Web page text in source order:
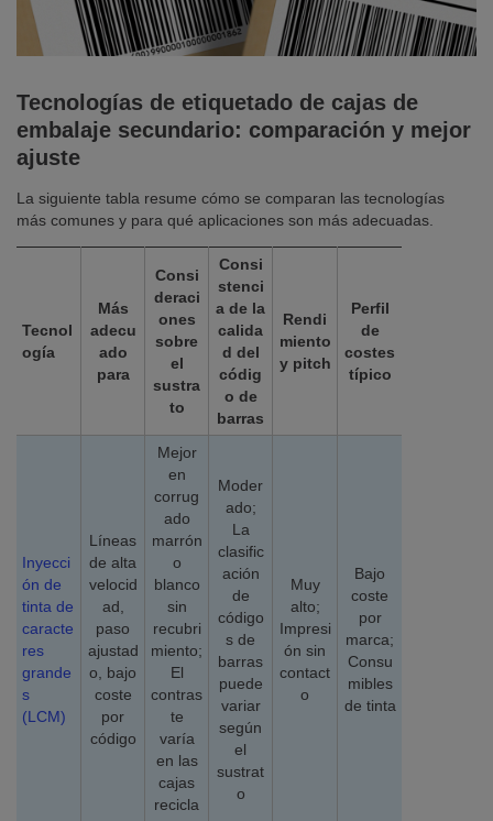
Tecnologías de etiquetado de cajas de
embalaje secundario: comparación y mejor
ajuste
La siguiente tabla resume cómo se comparan las tecnologías
más comunes y para qué aplicaciones son más adecuadas.
Tecnol
ogía
Más
adecu
ado
para
Consi
deraci
ones
sobre
el
sustra
to
Consi
stenci
a de la
calida
d del
códig
o de
barras
Rendi
miento
y pitch
Perfil
de
costes
típico
Inyecci
ón de
tinta de
caracte
res
grande
s
(LCM)
Líneas
de alta
velocid
ad,
paso
ajustad
o, bajo
coste
por
código
Mejor
en
corrug
ado
marrón
o
blanco
sin
recubri
miento;
El
contras
te
varía
en las
cajas
recicla
Moder
ado;
La
clasific
ación
de
código
s de
barras
puede
variar
según
el
sustrat
o
Muy
alto;
Impresi
ón sin
contact
o
Bajo
coste
por
marca;
Consu
mibles
de tinta